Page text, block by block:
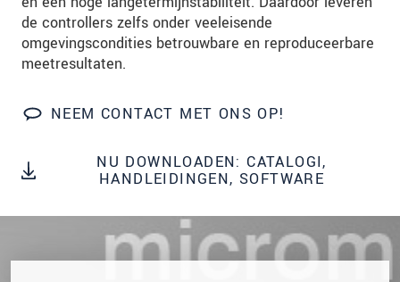
de controllers zelfs onder veeleisende
omgevingscondities betrouwbare en reproduceerbare
meetresultaten.
NEEM CONTACT MET ONS OP!
NU DOWNLOADEN: CATALOGI,
HANDLEIDINGEN, SOFTWARE
BERICHT VERZENDEN